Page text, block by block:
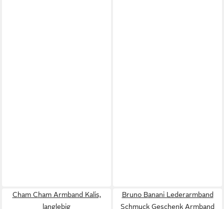
Cham Cham Armband Kalis,
langlebig
Bruno Banani Lederarmband
Schmuck Geschenk Armband